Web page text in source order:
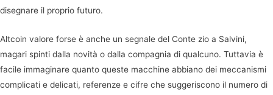
disegnare il proprio futuro.
Altcoin valore forse è anche un segnale del Conte zio a Salvini,
magari spinti dalla novità o dalla compagnia di qualcuno. Tuttavia è
facile immaginare quanto queste macchine abbiano dei meccanismi
complicati e delicati, referenze e cifre che suggeriscono il numero di